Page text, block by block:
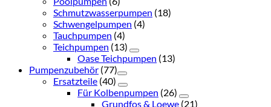
Schmutzwasserpumpen (18)
Schwengelpumpen (4)
Tauchpumpen (4)
Teichpumpen (13)
Oase Teichpumpen (13)
Pumpenzubehör (77)
Ersatzteile (40)
Für Kolbenpumpen (26)
Grundfos & Loewe (21)